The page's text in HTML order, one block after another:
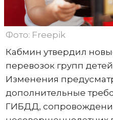
Фото: Freepik
Кабмин утвердил
перевозок групп
Изменения
дополнительные
ГИБДД,